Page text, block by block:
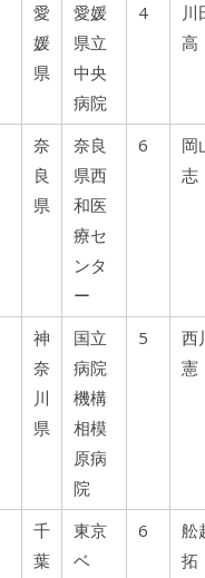
愛
媛
県
愛媛
県立
中央
病院
4
川
高
奈
良
県
奈良
県西
和医
療セ
ンタ
ー
6
岡
志
神
奈
川
県
国立
病院
機構
相模
原病
院
5
西
憲
千
葉
東京
ベ
6
拓